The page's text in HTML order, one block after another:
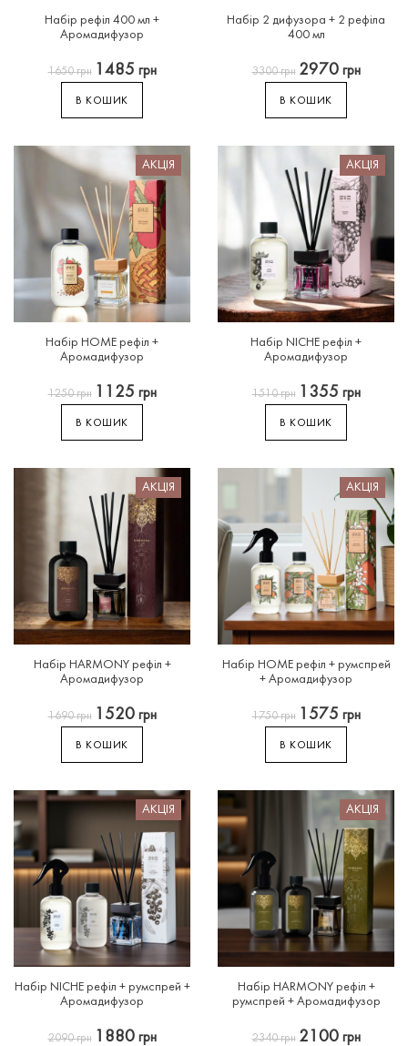
Набір рефіл 400 мл +
Аромадифузор
1650грн 1485 грн
В КОШИК
Набір 2 дифузора + 2 рефіла
400 мл
3300грн 2970 грн
В КОШИК
АКЦІЯ
Набір HOME рефіл +
Аромадифузор
1250грн 1125 грн
В КОШИК
АКЦІЯ
Набір NICHE рефіл +
Аромадифузор
1510грн 1355 грн
В КОШИК
АКЦІЯ
Набір HARMONY рефіл +
Аромадифузор
1690грн 1520 грн
В КОШИК
АКЦІЯ
Набір HOME рефіл + румспрей
+ Аромадифузор
1750грн 1575 грн
В КОШИК
АКЦІЯ
Набір NICHE рефіл + румспрей +
Аромадифузор
2090грн 1880 грн
АКЦІЯ
Набір HARMONY рефіл +
румспрей + Аромадифузор
2340грн 2100 грн